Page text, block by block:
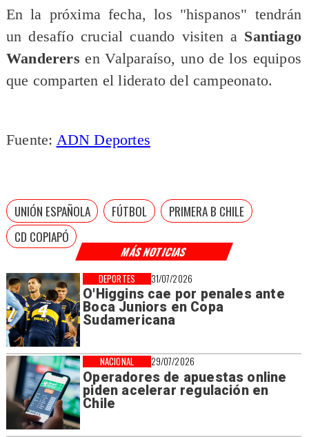
MÁS NOTICIAS
31/07/2026
O'Higgins cae por penales ante
Boca Juniors en Copa
Sudamericana
DEPORTES
29/07/2026
Operadores de apuestas online
piden acelerar regulación en
Chile
NACIONAL
En la próxima fecha, los "hispanos" tendrán
un desafío crucial cuando visiten a Santiago
Wanderers en Valparaíso, uno de los equipos
que comparten el liderato del campeonato.
Fuente: ADN Deportes
UNIÓN ESPAÑOLA FÚTBOL
PRIMERA B CHILE
CD COPIAPÓ